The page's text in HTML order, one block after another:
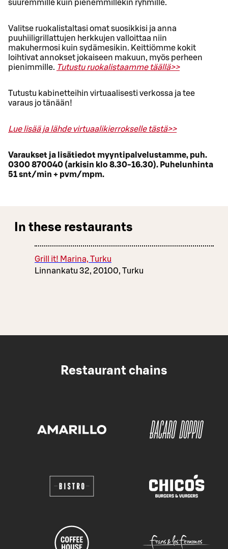
suuremmille kuin pienemmillekin ryhmille.
Valitse ruokalistaltasi omat suosikkisi ja anna
puuhiiligrillattujen herkkujen valloittaa niin
makuhermosi kuin sydämesikin. Keittiömme kokit
loihtivat annokset jokaiseen makuun, myös perheen
pienimmille. Tutustu ruokalistaamme täällä>>
Tutustu kabinetteihin virtuaalisesti verkossa ja tee
varaus jo tänään!
Lue lisää ja lähde virtuaalikierrokselle tästä>>
Varaukset ja lisätiedot myyntipalvelustamme, puh.
0300 870040 (arkisin klo 8.30-16.30). Puhelunhinta
51 snt/min + pvm/mpm.
In these restaurants
Grill it! Marina, Turku
Linnankatu 32, 20100, Turku
Restaurant chains